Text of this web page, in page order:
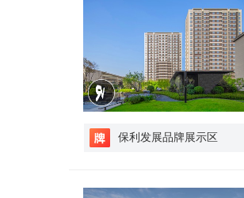
保利发展品牌展示区